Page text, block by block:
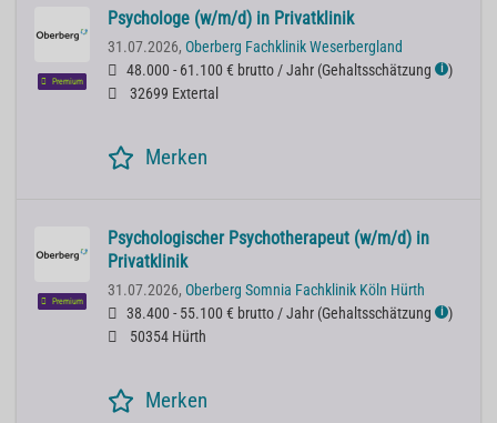
Premium
Psychologe (w/m/d) in Privatklinik
31.07.2026, Oberberg Fachklinik Weserbergland
48.000 - 61.100 € brutto / Jahr (Gehaltsschätzung ℹ )
32699 Extertal
Merken
Premium
Psychologischer Psychotherapeut (w/m/d) in
Privatklinik
31.07.2026, Oberberg Somnia Fachklinik Köln Hürth
38.400 - 55.100 € brutto / Jahr (Gehaltsschätzung ℹ )
50354 Hürth
Merken